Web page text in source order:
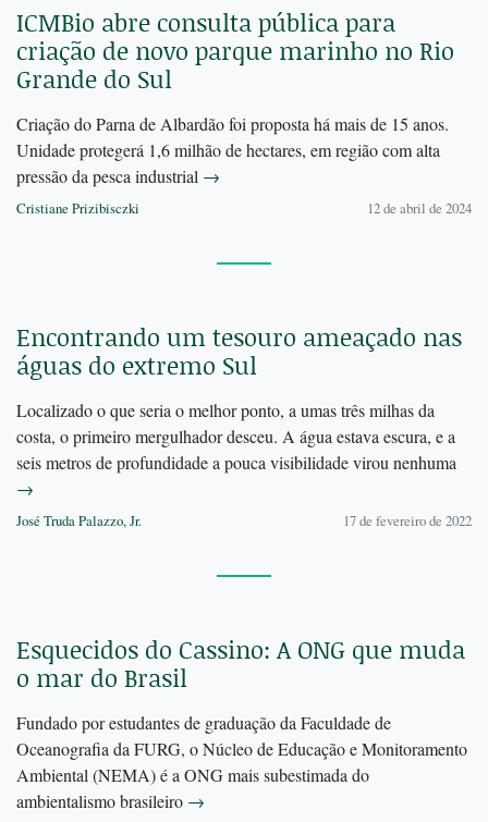
ICMBio abre consulta pública para
criação de novo parque marinho no Rio
Grande do Sul
Criação do Parna de Albardão foi proposta há mais de 15 anos.
Unidade protegerá 1,6 milhão de hectares, em região com alta
pressão da pesca industrial →
Cristiane Prizibisczki 12 de abril de 2024
Encontrando um tesouro ameaçado nas
águas do extremo Sul
Localizado o que seria o melhor ponto, a umas três milhas da
costa, o primeiro mergulhador desceu. A água estava escura, e a
seis metros de profundidade a pouca visibilidade virou nenhuma
→
José Truda Palazzo, Jr. 17 de fevereiro de 2022
Esquecidos do Cassino: A ONG que muda
o mar do Brasil
Fundado por estudantes de graduação da Faculdade de
Oceanografia da FURG, o Núcleo de Educação e Monitoramento
Ambiental (NEMA) é a ONG mais subestimada do
ambientalismo brasileiro →